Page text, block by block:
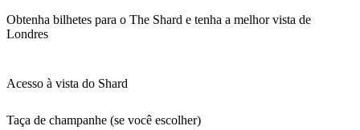
Obtenha bilhetes para o The Shard e tenha a melhor vista de
Londres
Acesso à vista do Shard
Taça de champanhe (se você escolher)